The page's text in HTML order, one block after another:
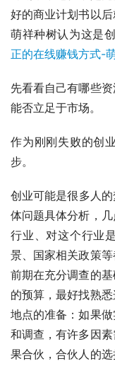
好的商业计划书以后
萌祥种树认为这是
正的在线赚钱方式-
先看看自己有哪些
能否立足于市场。
作为刚刚失败的创
步。
创业可能是很多人
体问题具体分析，
行业、对这个行业
景、国家相关政策
前期在充分调查的
的预算，最好找熟
地点的准备：如果
和调查，有许多因
果合伙，合伙人的